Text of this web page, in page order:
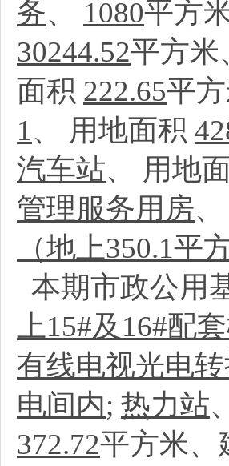
务、 1080平方
30244.52平方
面积 222.65平
1、 用地面积
汽车站、 用地
管理服务用房、
（地上350.1平
本期市政公用
上15#及16#配
有线电视光电转
电间内; 热力站
372.72平方米、